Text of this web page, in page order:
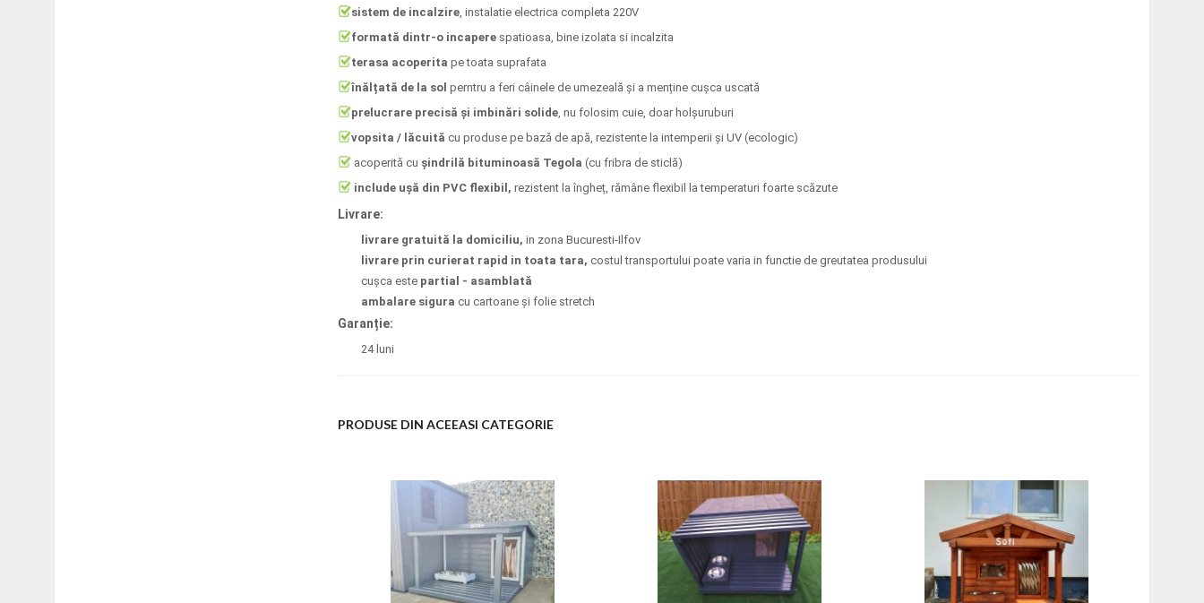
sistem de incalzire, instalatie electrica completa 220V
formată dintr-o incapere spatioasa, bine izolata si incalzita
terasa acoperita pe toata suprafata
înălțată de la sol perntru a feri câinele de umezeală și a menține cușca uscată
prelucrare precisă și imbinări solide, nu folosim cuie, doar holșuruburi
vopsita / lăcuită cu produse pe bază de apă, rezistente la intemperii și UV (ecologic)
acoperită cu șindrilă bituminoasă Tegola (cu fribra de sticlă)
include ușă din PVC flexibil, rezistent la îngheț, rămâne flexibil la temperaturi foarte scăzute
Livrare:
livrare gratuită la domiciliu, in zona Bucuresti-Ilfov
livrare prin curierat rapid in toata tara, costul transportului poate varia in functie de greutatea produsului
cușca este partial - asamblată
ambalare sigura cu cartoane și folie stretch
Garanție:
24 luni
PRODUSE DIN ACEEASI CATEGORIE